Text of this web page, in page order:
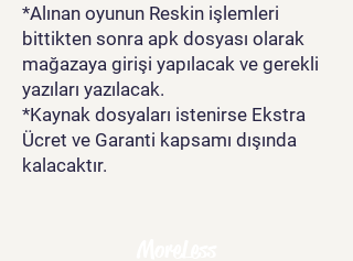
*Alınan oyunun Reskin işlemleri
bittikten sonra apk dosyası olarak
mağazaya girişi yapılacak ve gerekli
yazıları yazılacak.
*Kaynak dosyaları istenirse Ekstra
Ücret ve Garanti kapsamı dışında
kalacaktır.